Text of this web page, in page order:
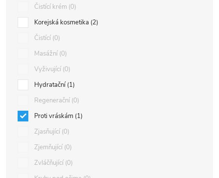
Čistící krém 0
Korejská kosmetika 2
Čistící 0
Masážní 0
Vyživující 0
Hydratační 1
Regenerační 0
Proti vráskám 1
Zjasňující 0
Zjemňující 0
Zvláčňující 0